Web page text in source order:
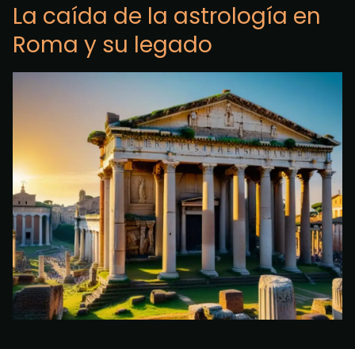
La caída de la astrología en
Roma y su legado